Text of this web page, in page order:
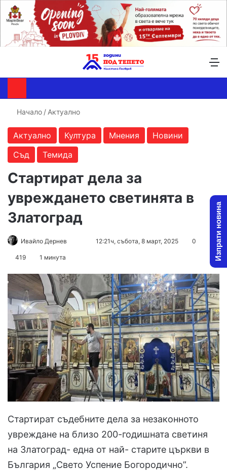
Начало / Актуално
Актуално Култура Мнения
Новини
Съд
Темида
Стартират дела за
увреждането светинята в
Златоград
Ивайло Дернев
Send12:21ч, събота, 8 март, 2025 0
419 1 минута
Стартират съдебните дела за незаконното
увреждане на близо 200-годишната светиня
на Златоград- една от най- старите църкви в
България „Свето Успение Богородично”.
Изпрати новина